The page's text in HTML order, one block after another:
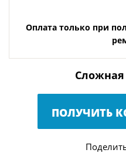
Оплата только при
ПОЛУЧИТЬ